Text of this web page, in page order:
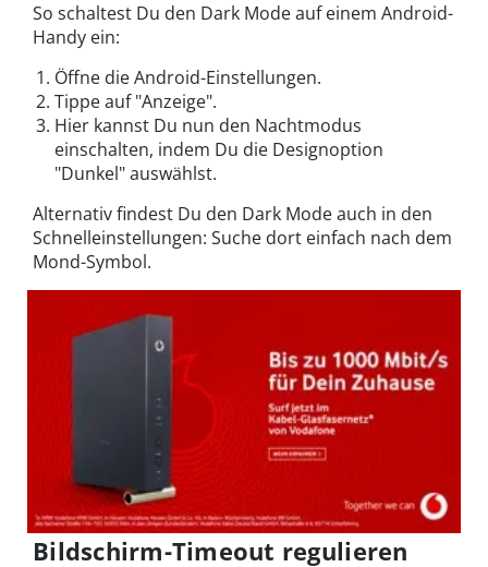
So schaltest Du den Dark Mode auf einem Android-
Handy ein:
Öffne die Android-Einstellungen.
Tippe auf "Anzeige".
Hier kannst Du nun den Nachtmodus
einschalten, indem Du die Designoption
"Dunkel" auswählst.
Alternativ findest Du den Dark Mode auch in den
Schnelleinstellungen: Suche dort einfach nach dem
Mond-Symbol.
Bildschirm-Timeout regulieren